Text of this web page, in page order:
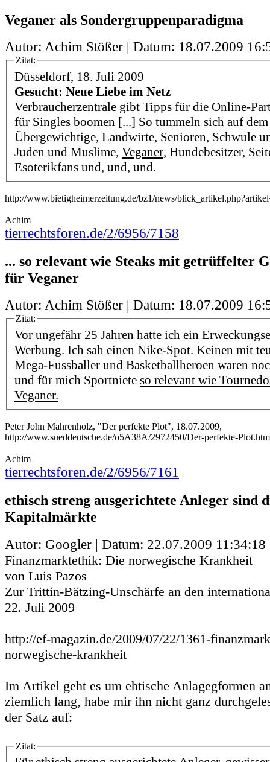
Veganer als Sondergruppenparadigma
Autor: Achim Stößer | Datum: 18.07.2009
Zitat:
Düsseldorf, 18. Juli 2009
Gesucht: Neue Liebe im Netz
Verbraucherzentrale gibt Tipps für die Online-
für Singles boomen [...] So tummeln sich auf
Übergewichtige, Landwirte, Senioren, Schwule
Juden und Muslime, Veganer, Hundebesitzer,
Esoterikfans und, und, und.
http://www.bietigheimerzeitung.de/bz1/news/
Achim
tierrechtsforen.de/2/6956/7158
... so relevant wie Steaks mit getrüffelter
für Veganer
Autor: Achim Stößer | Datum: 18.07.2009
Zitat:
Vor ungefähr 25 Jahren hatte ich ein
Werbung. Ich sah einen Nike-Spot. Keinen mit
Mega-Fussballer und Basketballheroen waren
und für mich Sportniete so relevant wie
Veganer.
Peter John Mahrenholz, "Der perfekte Plot", 18.07.2009,
http://www.sueddeutsche.de/o5A38A/2972450/Der-perfekte-
Achim
tierrechtsforen.de/2/6956/7161
ethisch streng ausgerichtete Anleger sind
Kapitalmärkte
Autor: Googler | Datum: 22.07.2009 11:34:18
Finanzmarktethik: Die norwegische Krankheit
von Luis Pazos
Zur Trittin-Bätzing-Unschärfe an den
22. Juli 2009
http://ef-magazin.de/2009/07/22/1361-
norwegische-krankheit
Im Artikel geht es um ehtische Anlagegformen
ziemlich lang, habe mir ihn nicht ganz
der Satz auf:
Zitat: